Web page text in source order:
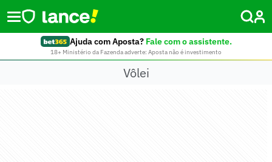
Ajuda com Aposta? Fale com o assistente.
18+ Ministério da Fazenda adverte: Aposta não é investimento
Vôlei